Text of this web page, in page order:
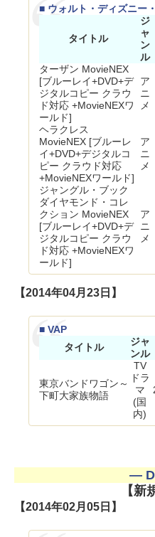
■ ウォルト・ディズニー
タイトル
ジ
ャ
ン
ル
ターザン MovieNEX
[ブルーレイ+DVD+デ
ジタルコピー クラウ
ド対応 +MovieNEXワ
ールド]
ア
ニ
メ
ヘラクレス
MovieNEX [ブルーレ
イ+DVD+デジタルコ
ピー クラウド対応
+MovieNEXワールド]
ア
ニ
メ
ジャングル・ブック
ダイヤモンド・コレ
クション MovieNEX
[ブルーレイ+DVD+デ
ジタルコピー クラウ
ド対応 +MovieNEXワ
ールド]
ア
ニ
メ
【2014年04月23日】
■ VAP
タイトル
ジャ
ンル
東京バンドワゴン～
下町大家族物語
TV
ドラ
マ
(国
内)
―
【新
【2014年02月05日】